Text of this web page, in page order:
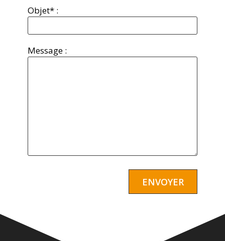
Objet* :
Message :